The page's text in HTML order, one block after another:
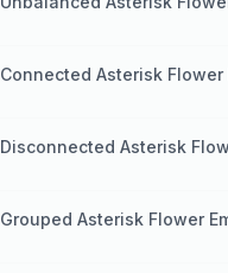
Connected Asterisk Flower
Disconnected Asterisk
Grouped Asterisk Flower